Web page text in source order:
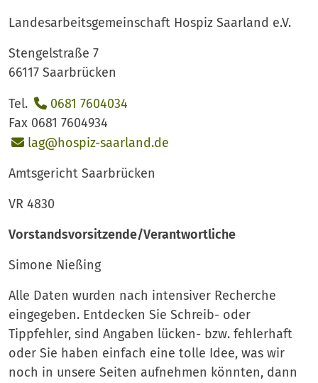
Landesarbeitsgemeinschaft Hospiz Saarland e.V.
Stengelstraße 7
66117 Saarbrücken
Tel.
0681 7604034
Fax 0681 7604934
lag@hospiz-saarland.de
Amtsgericht Saarbrücken
VR 4830
Vorstandsvorsitzende/Verantwortliche
Simone Nießing
Alle Daten wurden nach intensiver Recherche
eingegeben. Entdecken Sie Schreib- oder
Tippfehler, sind Angaben lücken- bzw. fehlerhaft
oder Sie haben einfach eine tolle Idee, was wir
noch in unsere Seiten aufnehmen könnten, dann